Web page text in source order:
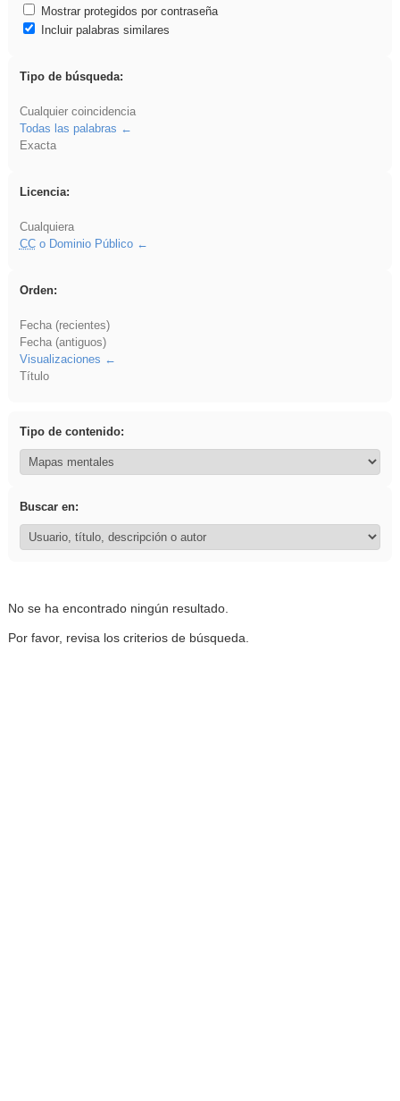
Mostrar protegidos por contraseña
Incluir palabras similares
Tipo de búsqueda:
Cualquier coincidencia
Todas las palabras
Exacta
Licencia:
Cualquiera
CCo Dominio Público
Orden:
Fecha (recientes)
Fecha (antiguos)
Visualizaciones
Título
Tipo de contenido:
Buscar en:
No se ha encontrado ningún resultado.
Por favor, revisa los criterios de búsqueda.